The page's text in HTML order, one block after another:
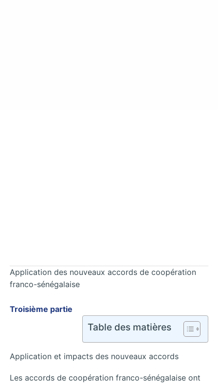
Application des nouveaux accords de coopération
franco-sénégalaise
Troisième partie
Table des matières
Application et impacts des nouveaux accords
Les accords de coopération franco-sénégalaise ont